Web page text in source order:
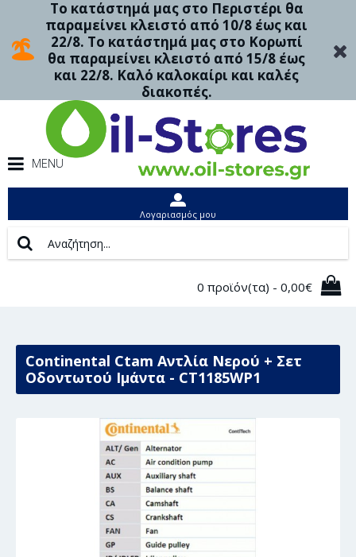
Το κατάστημά μας στο Περιστέρι θα
παραμείνει κλειστό από 10/8 έως και
22/8. Το κατάστημά μας στο Κορωπί
θα παραμείνει κλειστό από 15/8 έως
και 22/8. Καλό καλοκαίρι και καλές
διακοπές.
MENU
Λογαριασμός μου
0 προϊόν(τα) - 0,00€
Continental Ctam Αντλία Νερού + Σετ
Οδοντωτού Ιμάντα - CT1185WP1